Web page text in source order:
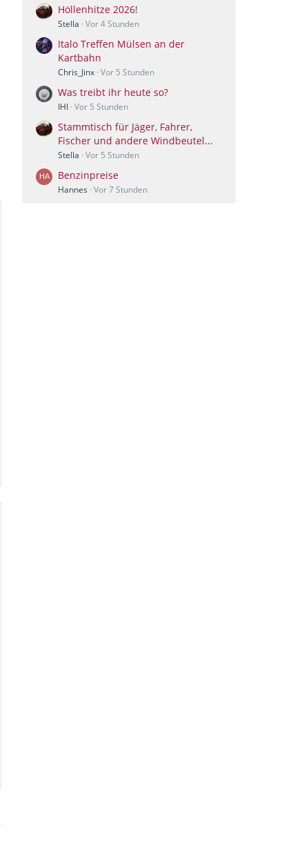
Höllenhitze 2026!
Stella Vor 4 Stunden
Italo Treffen Mülsen an der
Kartbahn
Chris_Jinx Vor 5 Stunden
Was treibt ihr heute so?
IHI Vor 5 Stunden
Stammtisch für Jäger, Fahrer,
Fischer und andere Windbeutel...
Stella Vor 5 Stunden
Benzinpreise
Hannes Vor 7 Stunden